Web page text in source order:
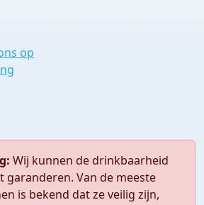
op
Wij kunnen de drinkbaarheid
garanderen. Van de meeste
is bekend dat ze veilig zijn,